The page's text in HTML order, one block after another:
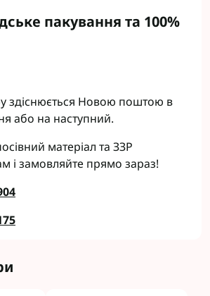
пакування та 100%
здіснюється Новою поштою в
або на наступний.
матеріал та ЗЗР
і замовляйте прямо зараз!